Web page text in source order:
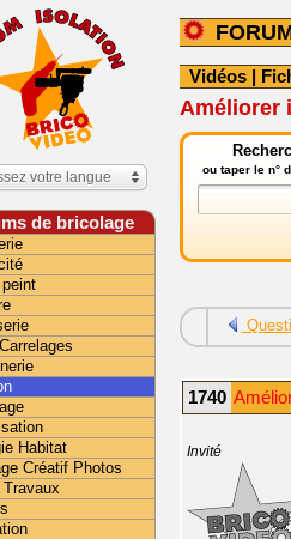
Vidéos |
Améliorer
ou taper le n°
1740
Invité
votre langue
de bricolage
peint
Habitat
Créatif Photos
Travaux